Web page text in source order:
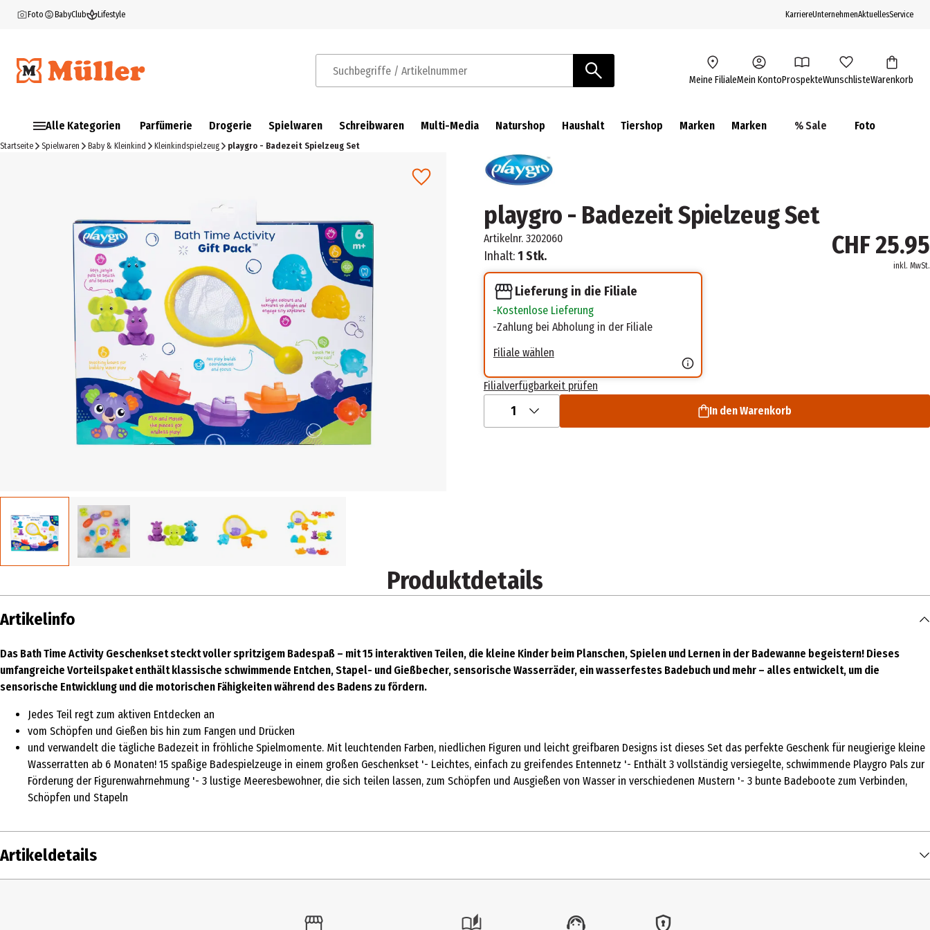
Foto BabyClub Lifestyle KarriereUnternehmenAktuellesService
Suchbegriffe / Artikelnummer Meine FilialeMein KontoProspekteWunschlisteWarenkorb
Alle Kategorien Parfümerie Drogerie Spielwaren Schreibwaren Multi-Media Naturshop Haushalt Tiershop Marken Marken % Sale Foto
Startseite Spielwaren Baby & Kleinkind Kleinkindspielzeug playgro - Badezeit Spielzeug Set
playgro - Badezeit Spielzeug Set
Artikelnr. 3202060
Inhalt:1 Stk. CHF 25.95
inkl. MwSt.
Lieferung in die Filiale
Kostenlose Lieferung
Zahlung bei Abholung in der Filiale
Filiale wählen
Filialverfügbarkeit prüfen
1 In den Warenkorb
Produktdetails
Artikelinfo
Das Bath Time Activity Geschenkset steckt voller spritzigem Badespaß – mit 15 interaktiven Teilen, die kleine Kinder beim Planschen, Spielen und Lernen in der Badewanne begeistern! Dieses
umfangreiche Vorteilspaket enthält klassische schwimmende Entchen, Stapel- und Gießbecher, sensorische Wasserräder, ein wasserfestes Badebuch und mehr – alles entwickelt, um die
sensorische Entwicklung und die motorischen Fähigkeiten während des Badens zu fördern.
Jedes Teil regt zum aktiven Entdecken an
vom Schöpfen und Gießen bis hin zum Fangen und Drücken
und verwandelt die tägliche Badezeit in fröhliche Spielmomente. Mit leuchtenden Farben, niedlichen Figuren und leicht greifbaren Designs ist dieses Set das perfekte Geschenk für neugierige kleine
Wasserratten ab 6 Monaten! 15 spaßige Badespielzeuge in einem großen Geschenkset '- Leichtes, einfach zu greifendes Entennetz '- Enthält 3 vollständig versiegelte, schwimmende Playgro Pals zur
Förderung der Figurenwahrnehmung '- 3 lustige Meeresbewohner, die sich teilen lassen, zum Schöpfen und Ausgießen von Wasser in verschiedenen Mustern '- 3 bunte Badeboote zum Verbinden,
Schöpfen und Stapeln
Artikeldetails